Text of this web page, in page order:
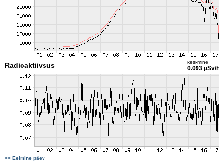
Radioaktiivsus keskmine
0.093 µSv/h
<< Eelmine päev